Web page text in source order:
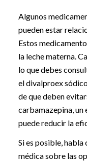
Algunos
pueden estar
Estos
la leche materna.
lo que debes
el divalproex
de que deben
carbamazepina,
puede reducir la
Si es posible,
médica sobre las